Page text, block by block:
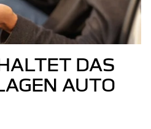
DAS
AUTO